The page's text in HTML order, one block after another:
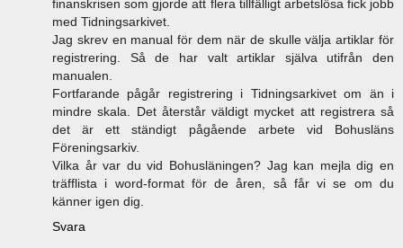
finanskrisen som gjorde att flera tillfälligt arbetslösa fick jobb
med Tidningsarkivet.
Jag skrev en manual för dem när de skulle välja artiklar för
registrering. Så de har valt artiklar själva utifrån den
manualen.
Fortfarande pågår registrering i Tidningsarkivet om än i
mindre skala. Det återstår väldigt mycket att registrera så
det är ett ständigt pågående arbete vid Bohusläns
Föreningsarkiv.
Vilka år var du vid Bohusläningen? Jag kan mejla dig en
träfflista i word-format för de åren, så får vi se om du
känner igen dig.
Svara